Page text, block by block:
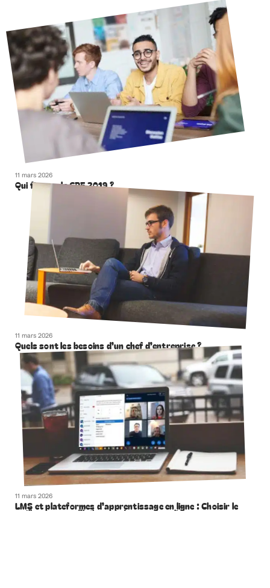
11 mars 2026
Qui finance le CPF 2019 ?
11 mars 2026
Quels sont les besoins d’un chef d’entreprise ?
11 mars 2026
LMS et plateformes d’apprentissage en ligne : Choisir le
meilleur moyen d’héberger des cours en ligne